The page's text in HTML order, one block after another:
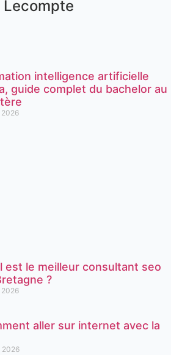
Lecompte
intelligence artificielle
guide complet du bachelor au
2026
est le meilleur consultant seo
?
2026
aller sur internet avec la
2026